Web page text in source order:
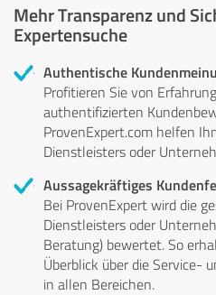
Mehr Transparenz und
Expertensuche
Authentische
Profitieren Sie von
authentifizierten
ProvenExpert.com helfen
Dienstleisters oder
Aussagekräftiges
Bei ProvenExpert wird die
Dienstleisters oder
Beratung) bewertet. So
Überblick über die Service-
in allen Bereichen.